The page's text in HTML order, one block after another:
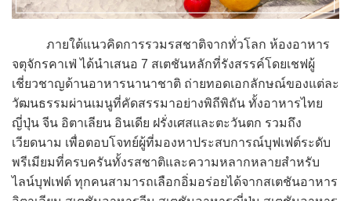
ภายใต้แนวคิดการรวมรสชาติจากทั่วโลก ห้องอาหาร
จตุจักรคาเฟ่ ได้นำเสนอ 7 สเตชันหลักที่รังสรรค์โดยเชฟผู้
เชี่ยวชาญด้านอาหารนานาชาติ ถ่ายทอดเอกลักษณ์ของแต่ละ
วัฒนธรรมผ่านเมนูที่คัดสรรมาอย่างพิถีพิถัน ทั้งอาหารไทย
ญี่ปุ่น จีน อิตาเลียน อินเดีย ฝรั่งเศสและตะวันตก รวมถึง
เวียดนาม เพื่อตอบโจทย์ผู้ที่มองหาประสบการณ์บุฟเฟต์ระดับ
พรีเมียมที่ครบครันทั้งรสชาติและความหลากหลายสำหรับ
ไลน์บุฟเฟต์ ทุกคนสามารถเลือกอิ่มอร่อยได้จากสเตชันอาหาร